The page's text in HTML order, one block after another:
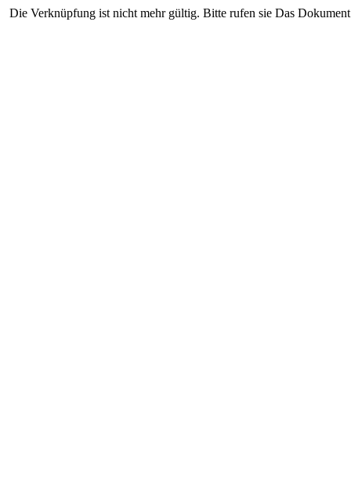
Die Verknüpfung ist nicht mehr gültig. Bitte rufen sie Das Dokument